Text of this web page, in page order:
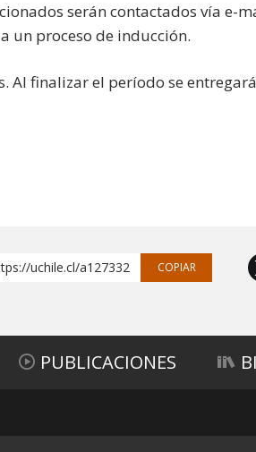
serán contactados vía e-
un proceso de inducción.
Al finalizar el período se
uchile.cl/a127332 COPIAR
PUBLICACIONES